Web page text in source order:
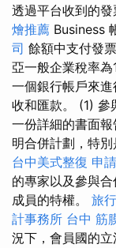
透過平台收到的
燴推薦 Business
司 餘額中支付發
亞一般企業稅率
一個銀行帳戶來
收和匯款。 (1) 參
一份詳細的書面
明合併計劃，特
台中美式整復 申
的專家以及參與
成員的特權。 旅
計事務所 台中 筋
況下，會員國的